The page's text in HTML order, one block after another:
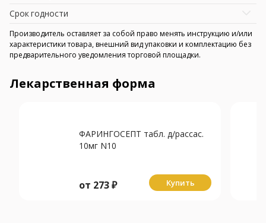
Срок годности
Производитель оставляет за собой право менять инструкцию и/или
характеристики товара, внешний вид упаковки и комплектацию без
предварительного уведомления торговой площадки.
Лекарственная форма
ФАРИНГОСЕПТ табл. д/рассас.
10мг N10
от 273₽ Купить